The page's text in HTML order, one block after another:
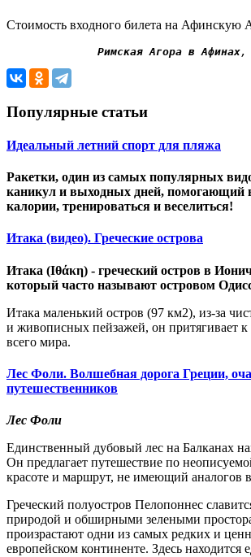
Стоимость входного билета на Афинскую
Римская Агора в Афинах,
Популярные статьи
Идеальный летний спорт для пляжа
Ракетки, один из самых популярных
каникул и выходных дней, помогающий
калории, тренироваться и веселиться!
Итака (видео). Греческие острова
Итака (Ιθάκη) - греческий остров в
который часто называют островом
Итака маленький остров (97 км2), из-за
и живописных пейзажей, он притягивает к
всего мира.
Лес Фоли. Волшебная дорога Греции,
путешественников
Лес Фоли
Единственный дубовый лес на Балканах
Он предлагает путешествие по
красоте и маршрут, не имеющий аналогов
Греческий полуостров Пелопоннес
природой и обширными зелеными
произрастают одни из самых редких и
европейском континенте. Здесь находится